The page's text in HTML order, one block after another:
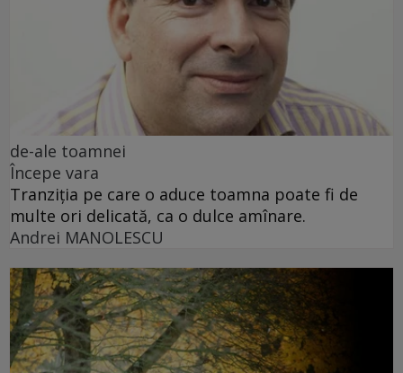
de-ale toamnei
Începe vara
Tranziția pe care o aduce toamna poate fi de
multe ori delicată, ca o dulce amînare.
Andrei MANOLESCU